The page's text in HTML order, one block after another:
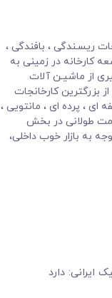
کارخانجات ریسـندگی ، بافندگی ،
احداث شد. طرح توسعه کارخانه در زمینی به
بهره گیری از ماشیـن آلات
اولیه ، یکی از بزرگترین کارخانجات
ای ، پرده ای ، مانتویی ،
طولانی در بخش
به بازار خوب داخلی،
ایرانی: دارد